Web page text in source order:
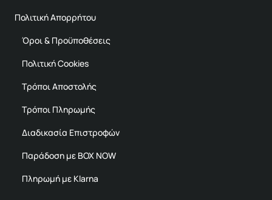
Πολιτική Απορρήτου
Όροι & Προϋποθέσεις
Πολιτική Cookies
Τρόποι Αποστολής
Τρόποι Πληρωμής
Διαδικασία Επιστροφών
Παράδοση με BOX NOW
Πληρωμή με Klarna